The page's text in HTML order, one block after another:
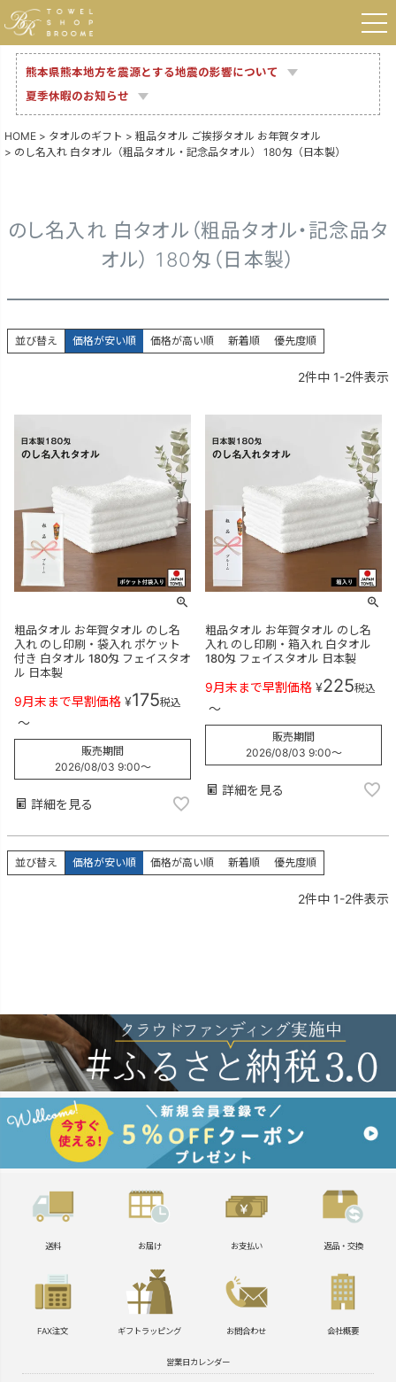
熊本県熊本地方を震源とする地震の影響について
夏季休暇のお知らせ
HOME タオルのギフト
粗品タオル ご挨拶タオル お年賀タオル
のし名入れ 白タオル（粗品タオル・記念品タオル） 180匁（日本製）
のし名入れ 白タオル（粗品タオル・記念品タ
オル） 180匁（日本製）
並び替え 価格が安い順 価格が高い順 新着順 優先度順
2件中 1-2件表示
粗品タオル お年賀タオル のし名
入れ のし印刷・袋入れ ポケット
付き 白タオル 180匁 フェイスタオ
ル 日本製
9月末まで早割価格 ¥175税込
〜
販売期間
2026/08/03 9:00〜
詳細を見る
粗品タオル お年賀タオル のし名
入れ のし印刷・箱入れ 白タオル
180匁 フェイスタオル 日本製
9月末まで早割価格 ¥225税込
〜
販売期間
2026/08/03 9:00〜
詳細を見る
並び替え 価格が安い順 価格が高い順 新着順 優先度順
2件中 1-2件表示
送料 お届け お支払い 返品・交換
FAX注文 ギフトラッピング お問合わせ 会社概要
営業日カレンダー